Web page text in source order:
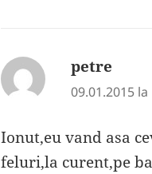
petre
09.01.2015 la
Ionut,eu vand asa
feluri,la curent,pe